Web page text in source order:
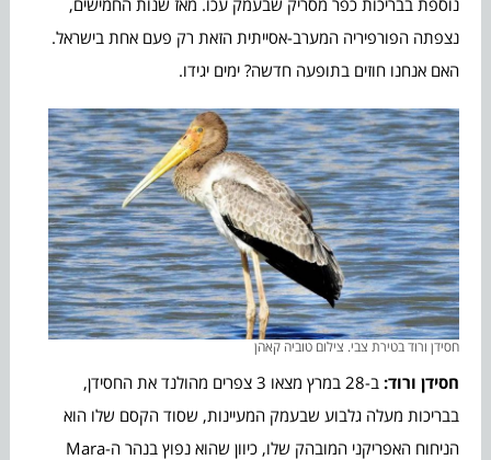
נצפתה הפורפיריה המערב-אסייתית הזאת רק פעם אחת בישראל.
האם אנחנו חוזים בתופעה חדשה? ימים יגידו.
חסידן ורוד בטירת צבי. צילום טוביה קאהן
חסידן ורוד:
ב-28 במרץ מצאו 3 צפרים מהולנד את החסידן,
בבריכות מעלה גלבוע שבעמק המעיינות, שסוד הקסם שלו הוא
הניחוח האפריקני המובהק שלו, כיוון שהוא נפוץ בנהר ה-Mara